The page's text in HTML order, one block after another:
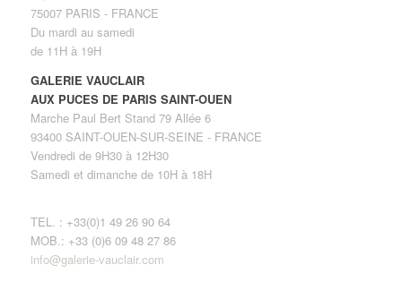
75007 PARIS - FRANCE
Du mardi au samedi
de 11H à 19H
GALERIE VAUCLAIR
AUX PUCES DE PARIS SAINT-OUEN
Marche Paul Bert Stand 79 Allée 6
93400 SAINT-OUEN-SUR-SEINE - FRANCE
Vendredi de 9H30 à 12H30
Samedi et dimanche de 10H à 18H
TEL. : +33(0)1 49 26 90 64
MOB.: +33 (0)6 09 48 27 86
info@galerie-vauclair.com